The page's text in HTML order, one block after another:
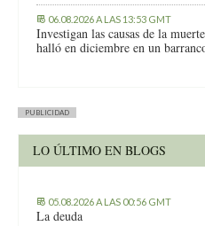
06.08.2026 A LAS 13:53 GMT
Investigan las causas de la
halló en diciembre en un
PUBLICIDAD
LO ÚLTIMO EN BLOGS
05.08.2026 A LAS 00:56 GMT
La deuda